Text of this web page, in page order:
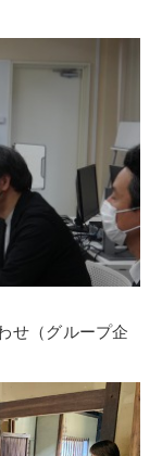
せ（グループ企